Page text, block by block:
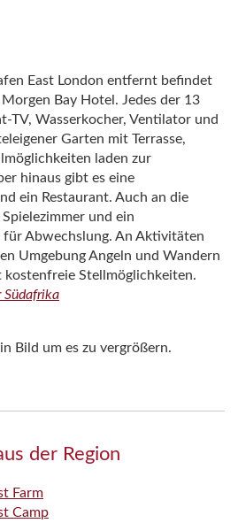
East London entfernt befindet
Bay Hotel. Jedes der 13
TV, Wasserkocher, Ventilator und
Garten mit Terrasse,
laden zur
hinaus gibt es eine
ein Restaurant. Auch an die
und ein
für Abwechslung. An Aktivitäten
Umgebung Angeln und Wandern
Stellmöglichkeiten.
Südafrika
Bild um es zu vergrößern.
der Region
Farm
Camp